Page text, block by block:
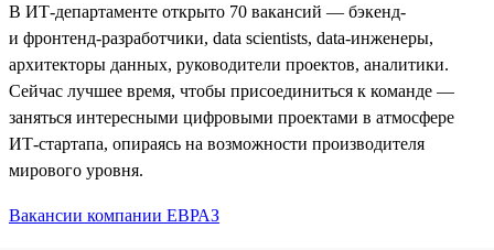
В ИТ-департаменте открыто 70 вакансий — бэкенд-
и фронтенд-разработчики, data scientists, data-инженеры,
архитекторы данных, руководители проектов, аналитики.
Сейчас лучшее время, чтобы присоединиться к команде —
заняться интересными цифровыми проектами в атмосфере
ИТ-стартапа, опираясь на возможности производителя
мирового уровня.
Вакансии компании ЕВРАЗ